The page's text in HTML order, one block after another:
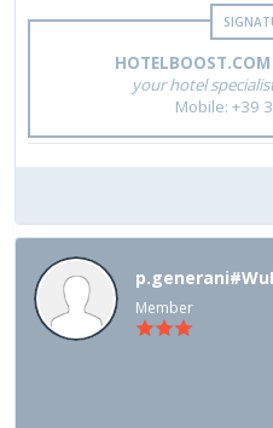
HOTELBOOST.COM
your hotel
Mobile: +39
Member